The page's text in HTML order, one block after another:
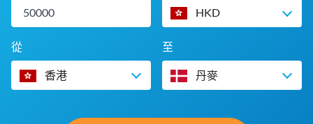
HKD
從
香港
至
丹麥